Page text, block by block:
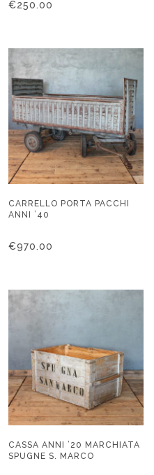
€250.00
CARRELLO PORTA PACCHI
ANNI ’40
€970.00
CASSA ANNI ’20 MARCHIATA
SPUGNE S. MARCO